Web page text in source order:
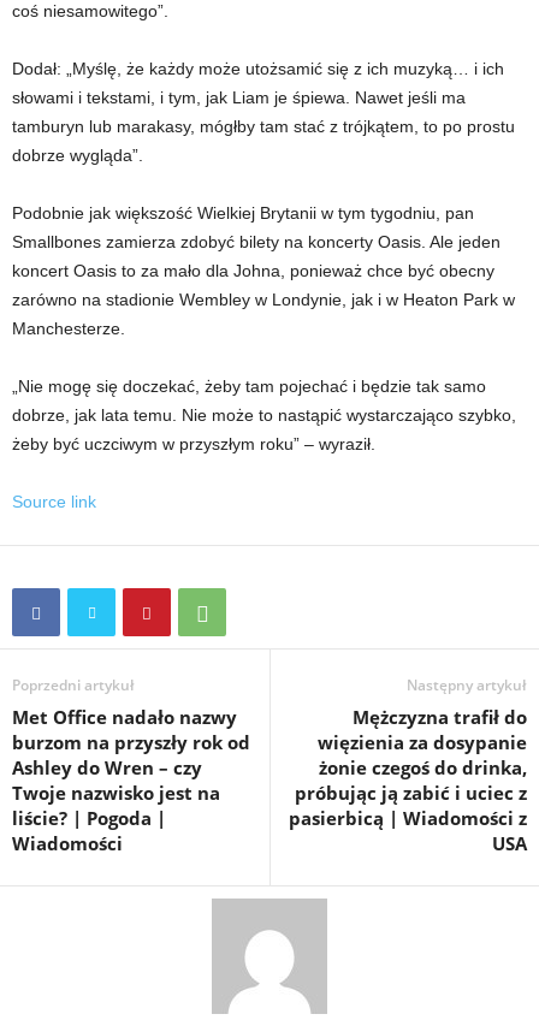
coś niesamowitego”.
Dodał: „Myślę, że każdy może utożsamić się z ich muzyką… i ich
słowami i tekstami, i tym, jak Liam je śpiewa. Nawet jeśli ma
tamburyn lub marakasy, mógłby tam stać z trójkątem, to po prostu
dobrze wygląda”.
Podobnie jak większość Wielkiej Brytanii w tym tygodniu, pan
Smallbones zamierza zdobyć bilety na koncerty Oasis. Ale jeden
koncert Oasis to za mało dla Johna, ponieważ chce być obecny
zarówno na stadionie Wembley w Londynie, jak i w Heaton Park w
Manchesterze.
„Nie mogę się doczekać, żeby tam pojechać i będzie tak samo
dobrze, jak lata temu. Nie może to nastąpić wystarczająco szybko,
żeby być uczciwym w przyszłym roku” – wyraził.
Source link
Poprzedni artykuł
Met Office nadało nazwy
burzom na przyszły rok od
Ashley do Wren – czy
Twoje nazwisko jest na
liście? | Pogoda |
Wiadomości
Następny artykuł
Mężczyzna trafił do
więzienia za dosypanie
żonie czegoś do drinka,
próbując ją zabić i uciec z
pasierbicą | Wiadomości z
USA